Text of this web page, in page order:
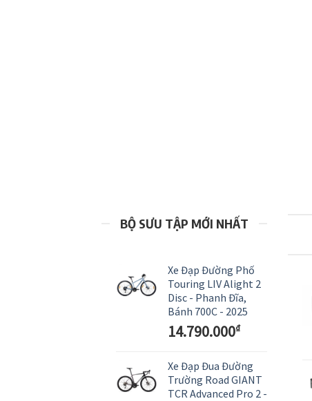
BỘ SƯU TẬP MỚI NHẤT
Xe Đạp Đường Phố
Touring LIV Alight 2
Disc - Phanh Đĩa,
Bánh 700C - 2025
14.790.000₫
Xe Đạp Đua Đường
Trường Road GIANT
TCR Advanced Pro 2 -